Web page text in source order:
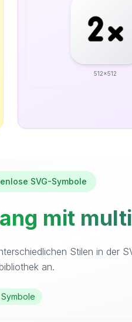
512x512
SVG-Symbole
mit
Stilen in der
an.